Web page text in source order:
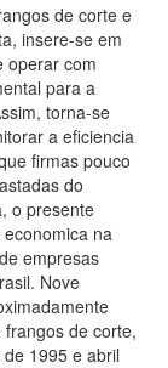
de corte e
insere-se em
operar com
para a
torna-se
a eficiencia
firmas pouco
do
o presente
na
empresas
Nove
de corte,
1995 e abril